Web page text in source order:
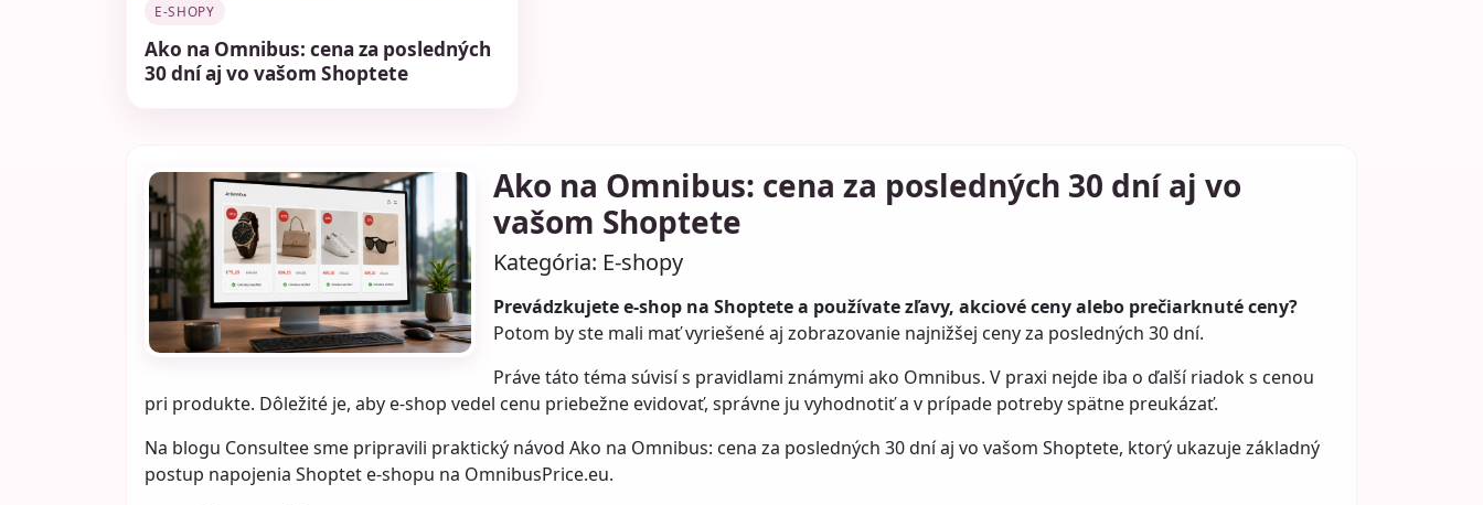
E-SHOPY
Ako na Omnibus: cena za posledných
30 dní aj vo vašom Shoptete
Ako na Omnibus: cena za posledných 30 dní aj vo
vašom Shoptete
Kategória: E-shopy
Prevádzkujete e-shop na Shoptete a používate zľavy, akciové ceny alebo prečiarknuté ceny?
Potom by ste mali mať vyriešené aj zobrazovanie najnižšej ceny za posledných 30 dní.
Práve táto téma súvisí s pravidlami známymi ako Omnibus. V praxi nejde iba o ďalší riadok s cenou
pri produkte. Dôležité je, aby e-shop vedel cenu priebežne evidovať, správne ju vyhodnotiť a v prípade potreby spätne preukázať.
Na blogu Consultee sme pripravili praktický návod Ako na Omnibus: cena za posledných 30 dní aj vo vašom Shoptete, ktorý ukazuje základný
postup napojenia Shoptet e-shopu na OmnibusPrice.eu.